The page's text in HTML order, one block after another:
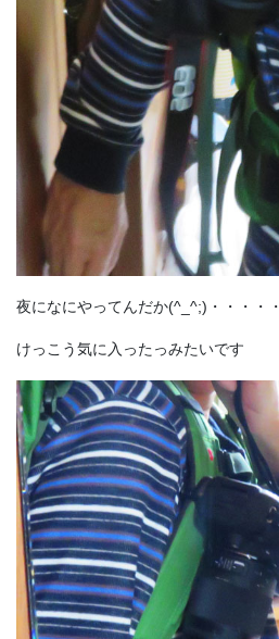
夜になにやってんだか(^_^;)・・・・・
けっこう気に入ったっみたいです